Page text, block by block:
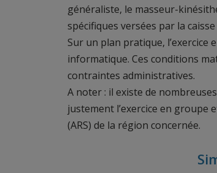
généraliste, le masseur-
spécifiques versées par la caisse
Sur un plan pratique, l’exercice
informatique. Ces conditions
contraintes administratives.
A noter : il existe de
justement l’exercice en groupe
(ARS) de la région concernée.